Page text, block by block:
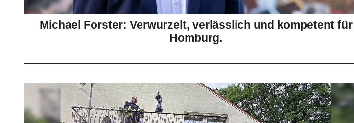
Michael Forster: Verwurzelt, verlässlich und kompetent für
Homburg.